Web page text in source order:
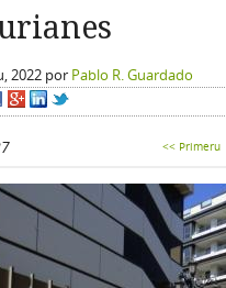
2022 por Pablo R. Guardado
<< Primeru